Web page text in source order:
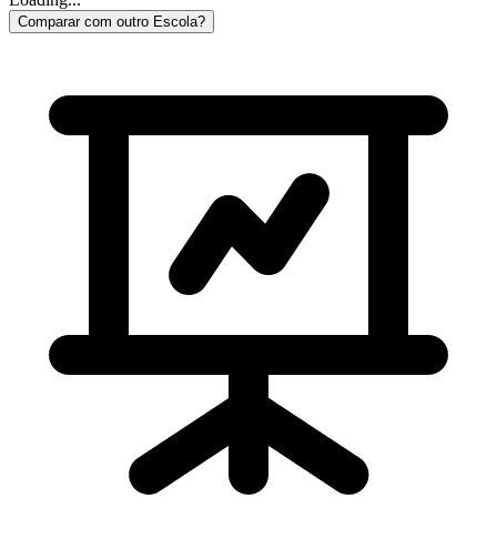
Comparar com outro Escola?